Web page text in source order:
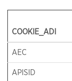
COOKIE_ADI
AEC
APISID